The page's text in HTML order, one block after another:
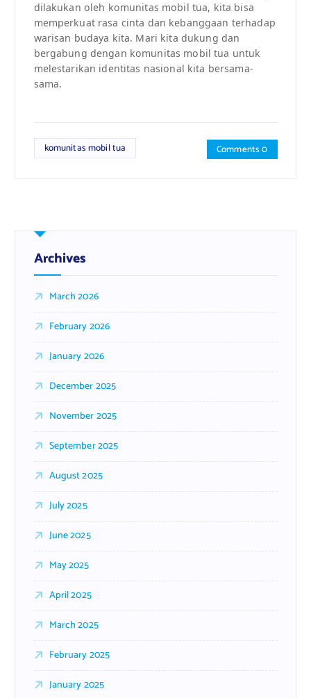
dilakukan oleh komunitas mobil tua, kita bisa
memperkuat rasa cinta dan kebanggaan terhadap
warisan budaya kita. Mari kita dukung dan
bergabung dengan komunitas mobil tua untuk
melestarikan identitas nasional kita bersama-
sama.
komunitas mobil tua Comments 0
Archives
March 2026
February 2026
January 2026
December 2025
November 2025
September 2025
August 2025
July 2025
June 2025
May 2025
April 2025
March 2025
February 2025
January 2025